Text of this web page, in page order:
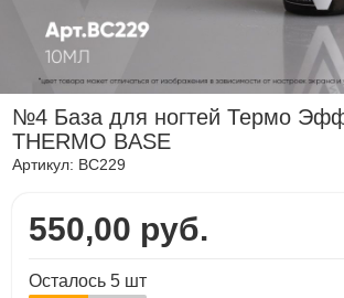
№4 База для ногтей Термо
THERMO BASE
Артикул: BC229
550,00 руб.
Осталось 5 шт